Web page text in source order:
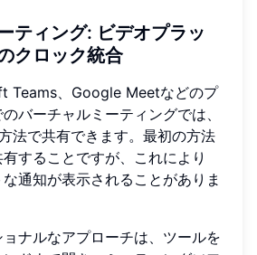
ティング: ビデオプラッ
クロック統合
Teams、Google Meetなどのプ
バーチャルミーティングでは、
法で共有できます。最初の方法
することですが、これにより
通知が表示されることがありま
ナルなアプローチは、ツールを